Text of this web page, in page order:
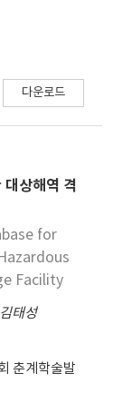
다운로드
상해역 격
for
Facility
김태성
춘계학술발